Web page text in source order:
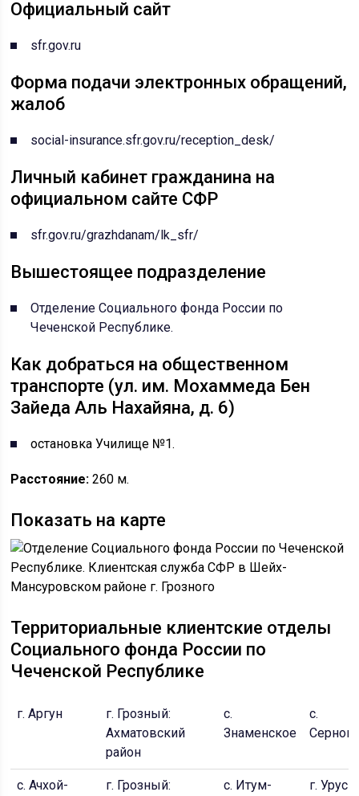
Официальный сайт
sfr.gov.ru
Форма подачи электронных обращений,
жалоб
social-insurance.sfr.gov.ru/reception_desk/
Личный кабинет гражданина на
официальном сайте СФР
sfr.gov.ru/grazhdanam/lk_sfr/
Вышестоящее подразделение
Отделение Социального фонда России по
Чеченской Республике.
Как добраться на общественном
транспорте (ул. им. Мохаммеда Бен
Зайеда Аль Нахайяна, д. 6)
остановка Училище №1.
Расстояние: 260 м.
Показать на карте
Территориальные клиентские отделы
Социального фонда России по
Чеченской Республике
г. Аргун
г. Грозный:
Ахматовский
район
с.
Знаменское
с.
с. Ачхой-
г. Грозный:
с. Итум-
г. Урус-